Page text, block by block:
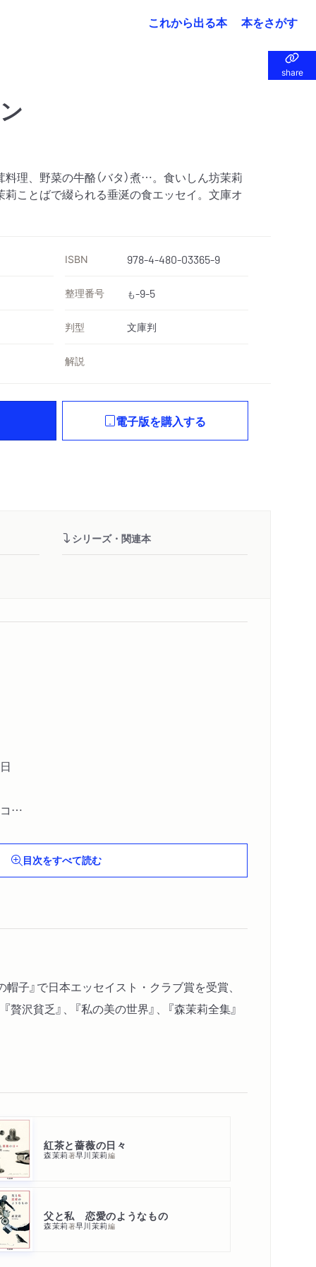
これから出る本 本をさがす
share
share
理、野菜の牛酪（バタ）煮…。食いしん坊茉莉
ことばで綴られる垂涎の食エッセイ。文庫オ
ISBN 978-4-480-03365-9
整理番号 も-9-5
判型 文庫判
解説
電子版を購入する
シリーズ・関連本
長く続く気紛れ書き
目次をすべて読む
子』で日本エッセイスト・クラブ賞を受賞、
沢貧乏』、『私の美の世界』、『森茉莉全集』
紅茶と薔薇の日々
森茉莉著早川茉莉編
父と私 恋愛のようなもの
森茉莉著早川茉莉編